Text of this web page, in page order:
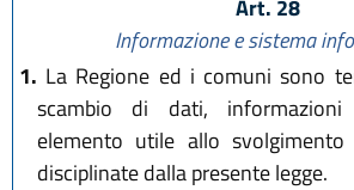
Art. 28
Informazione e sistema
1. La Regione ed i comuni sono
scambio di dati,
elemento utile allo svolgimento
disciplinate dalla presente legge.